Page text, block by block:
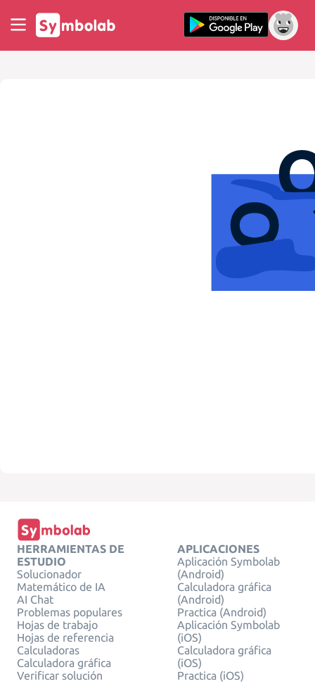
HERRAMIENTAS DE
ESTUDIO
Solucionador
Matemático de IA
AI Chat
Problemas populares
Hojas de trabajo
Hojas de referencia
Calculadoras
Calculadora gráfica
Verificar solución
APLICACIONES
Aplicación Symbolab
(Android)
Calculadora gráfica
(Android)
Practica (Android)
Aplicación Symbolab
(iOS)
Calculadora gráfica
(iOS)
Practica (iOS)